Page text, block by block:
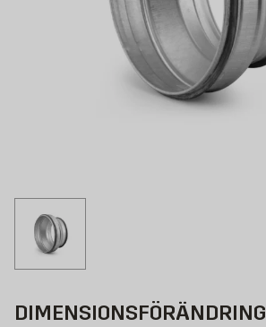
DIMENSIONSFÖRÄNDRING